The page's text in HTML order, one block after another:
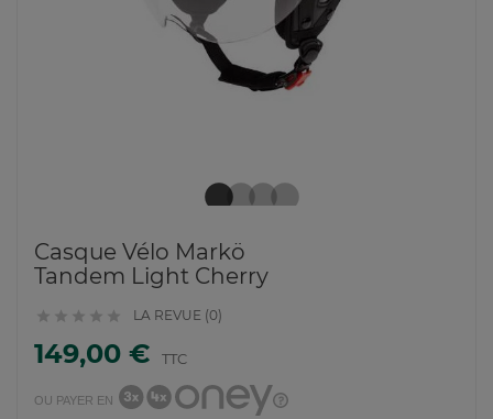
Casque Vélo Markö
Tandem Light Cherry
     LA REVUE (0)
149,00 € TTC
OU PAYER EN